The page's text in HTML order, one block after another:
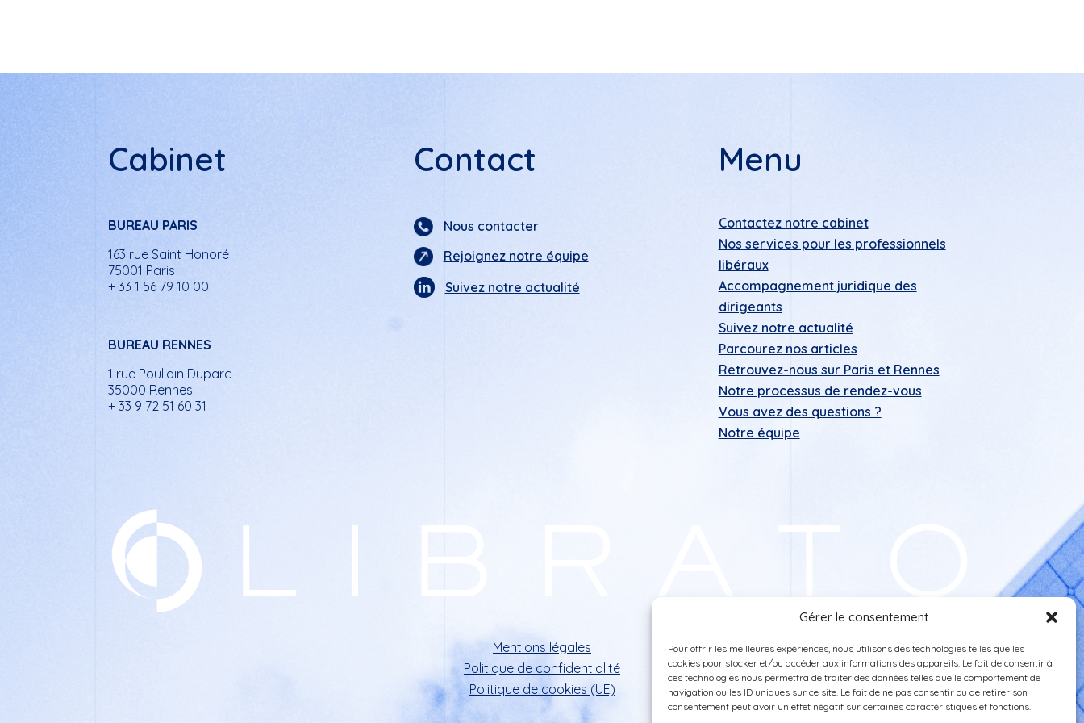
Gérer le consentement
Pour offrir les meilleures expériences, nous utilisons des technologies telles que les
cookies pour stocker et/ou accéder aux informations des appareils. Le fait de consentir à
ces technologies nous permettra de traiter des données telles que le comportement de
navigation ou les ID uniques sur ce site. Le fait de ne pas consentir ou de retirer son
consentement peut avoir un effet négatif sur certaines caractéristiques et fonctions.
Cabinet
BUREAU PARIS
163 rue Saint Honoré
75001 Paris
+ 33 1 56 79 10 00
BUREAU RENNES
1 rue Poullain Duparc
35000 Rennes
+ 33 9 72 51 60 31
Contact
Nous contacter
Rejoignez notre équipe
Suivez notre actualité
Menu
Contactez notre cabinet
Nos services pour les professionnels
libéraux
Accompagnement juridique des
dirigeants
Suivez notre actualité
Parcourez nos articles
Retrouvez-nous sur Paris et Rennes
Notre processus de rendez-vous
Vous avez des questions ?
Notre équipe
Mentions légales
Politique de confidentialité
Politique de cookies (UE)